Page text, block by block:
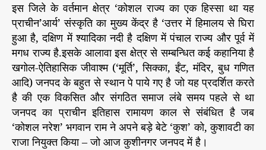
इस जिले के वर्तमान क्षेत्र ‘कोशल राज्य का एक हिस्सा था यह
प्राचीन’आर्य’ संस्कृति का मुख्य केंद्र है ‘उत्तर में हिमालय से घिरा
हुआ है, दक्षिण में श्यादिका नदी है दक्षिण में पंचाल राज्य और पूर्व में
मगध राज्य है.इसके आलावा इस क्षेत्र से सम्बन्धित कई कहानिया है
खगोल-ऐतिहासिक जीवाश्म (‘मूर्ति’, सिक्का, ईंट, मंदिर, बुध गणित
आदि) जनपद के बहुत से स्थान पे पाये गए है जो यह प्रदर्शित करते
है की एक विकसित और संगठित समाज लंबे समय पहले से था
जनपद का प्राचीन इतिहास रामायण काल से संबंधित है जब
‘कोशल नरेश’ भगवान राम ने अपने बड़े बेटे ‘कुश’ को, कुशावटी का
राजा नियुक्त किया – जो आज कुशीनगर जनपद में है।